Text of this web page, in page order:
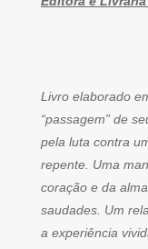
Livro elaborado
“passagem” de
pela luta contra
repente. Uma
coração e da
saudades. Um
a experiência